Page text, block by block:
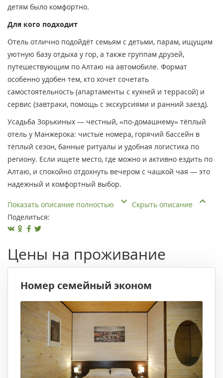
детям было комфортно.
Для кого подходит
Отель отлично подойдёт семьям с детьми, парам, ищущим
уютную базу отдыха у гор, а также группам друзей,
путешествующим по Алтаю на автомобиле. Формат
особенно удобен тем, кто хочет сочетать
самостоятельность (апартаменты с кухней и террасой) и
сервис (завтраки, помощь с экскурсиями и ранний заезд).
Усадьба Зорькиных — честный, «по-домашнему» тёплый
отель у Манжерока: чистые номера, горячий бассейн в
тёплый сезон, банные ритуалы и удобная логистика по
региону. Если ищете место, где можно и активно ездить по
Алтаю, и спокойно отдохнуть вечером с чашкой чая — это
надежный и комфортный выбор.
Показать описание полностью
Скрыть описание
Поделиться:
Цены на проживание
Номер семейный эконом